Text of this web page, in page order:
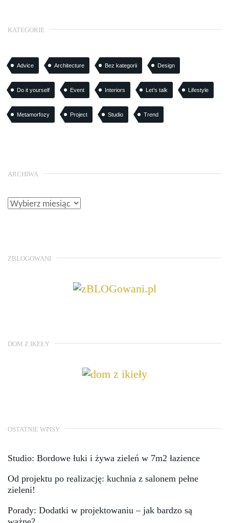
KATEGORIE
Advice Architecture Bez kategorii Design
Do it yourself Event Interiors Let’s talk Lifestyle
Metamorfozy Project Studio Trend
ARCHIWA
ZBLOGOWANI
DOM Z IKEŁY
OSTATNIE WPISY
Studio: Bordowe łuki i żywa zieleń w 7m2 łazience
Od projektu po realizację: kuchnia z salonem pełne
zieleni!
Porady: Dodatki w projektowaniu – jak bardzo są